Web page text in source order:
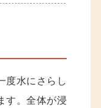
度水にさらし
す。全体が浸